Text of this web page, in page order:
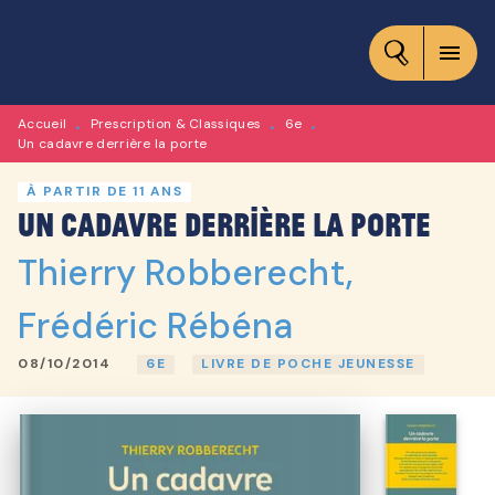
CONTENU
menu
Accueil • Prescription & Classiques • 6e •
Un cadavre derrière la porte
À PARTIR DE 11 ANS
Un cadavre derrière la porte
Thierry Robberecht,
Frédéric Rébéna
08/10/2014 6E LIVRE DE POCHE JEUNESSE